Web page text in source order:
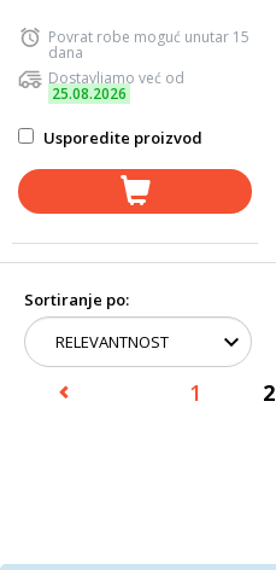
Povrat robe moguć unutar 15
dana
Dostavljamo već od
25.08.2026
Usporedite proizvod
Sortiranje po:
1 2